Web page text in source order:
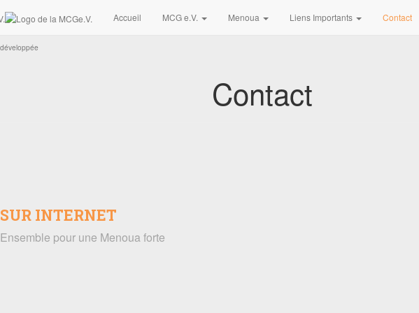
Accueil MCG e.V. Menoua Liens Importants Contact
Contact
SUR INTERNET
Ensemble pour une Menoua forte